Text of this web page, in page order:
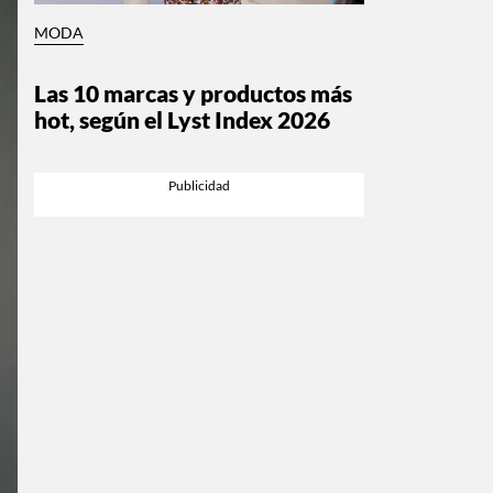
MODA
Las 10 marcas y productos más
hot, según el Lyst Index 2026